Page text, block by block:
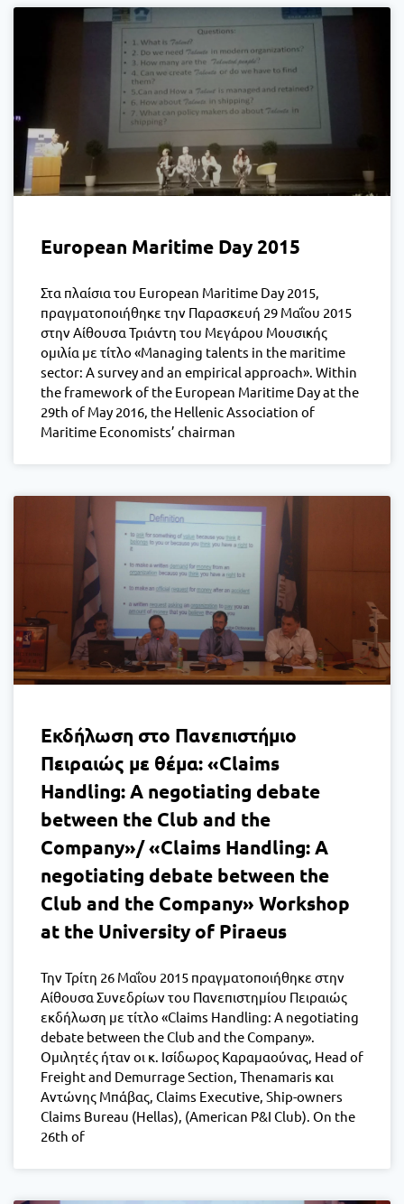
European Maritime Day 2015
Στα πλαίσια του European Maritime Day 2015,
πραγματοποιήθηκε την Παρασκευή 29 Μαΐου 2015
στην Αίθουσα Τριάντη του Μεγάρου Μουσικής
ομιλία με τίτλο «Managing talents in the maritime
sector: A survey and an empirical approach». Within
the framework of the European Maritime Day at the
29th of May 2016, the Hellenic Association of
Maritime Economists’ chairman
Εκδήλωση στο Πανεπιστήμιο
Πειραιώς με θέμα: «Claims
Handling: A negotiating debate
between the Club and the
Company»/ «Claims Handling: A
negotiating debate between the
Club and the Company» Workshop
at the University of Piraeus
Την Τρίτη 26 Μαΐου 2015 πραγματοποιήθηκε στην
Αίθουσα Συνεδρίων του Πανεπιστημίου Πειραιώς
εκδήλωση με τίτλο «Claims Handling: A negotiating
debate between the Club and the Company».
Ομιλητές ήταν οι κ. Ισίδωρος Καραμαούνας, Head of
Freight and Demurrage Section, Thenamaris και
Αντώνης Μπάβας, Claims Executive, Ship-owners
Claims Bureau (Hellas), (American P&I Club). On the
26th of